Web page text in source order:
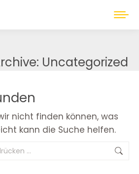
Uncategorized
nicht finden können, was
kann die Suche helfen.